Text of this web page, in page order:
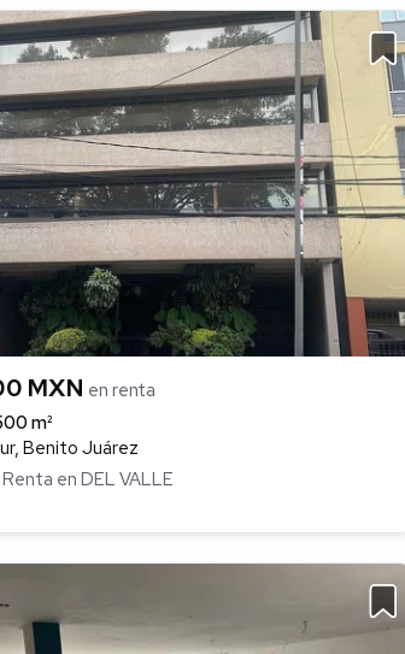
MXN en renta
m²
Benito Juárez
en DEL VALLE